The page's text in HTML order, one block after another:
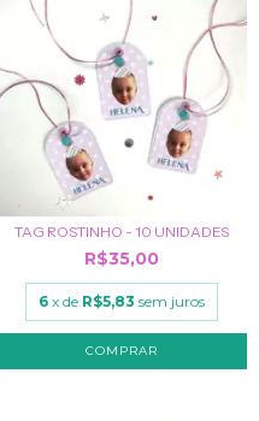
TAG ROSTINHO - 10 UNIDADES
R$35,00
6 x de R$5,83 sem juros